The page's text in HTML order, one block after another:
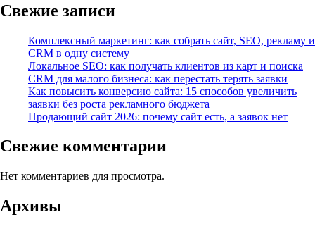
Свежие записи
Комплексный маркетинг: как собрать сайт, SEO, рекламу и
CRM в одну систему
Локальное SEO: как получать клиентов из карт и поиска
CRM для малого бизнеса: как перестать терять заявки
Как повысить конверсию сайта: 15 способов увеличить
заявки без роста рекламного бюджета
Продающий сайт 2026: почему сайт есть, а заявок нет
Свежие комментарии
Нет комментариев для просмотра.
Архивы